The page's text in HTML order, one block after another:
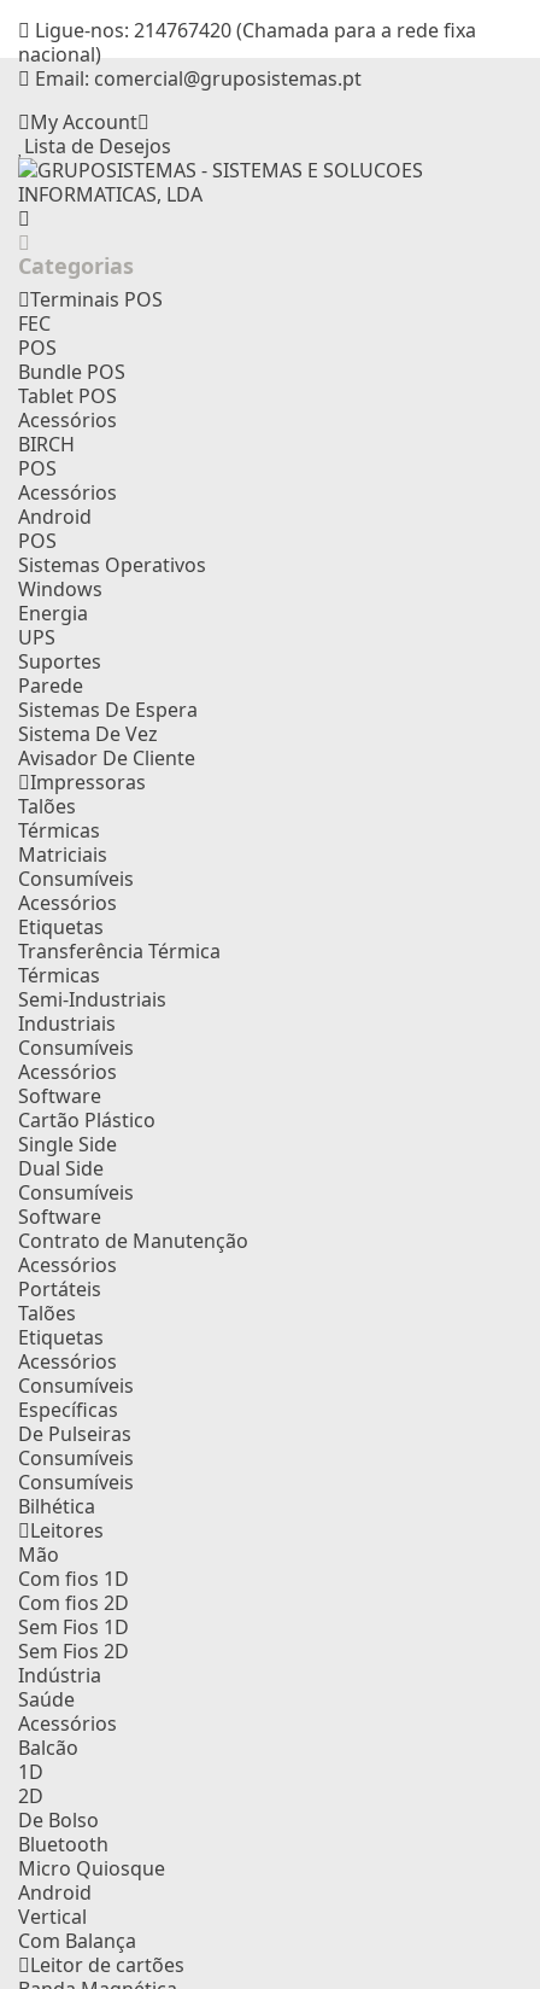
Ligue-nos: 214767420 (Chamada para a rede fixa
nacional)
Email: comercial@gruposistemas.pt
My Account
Lista de Desejos
Categorias
Terminais POS
FEC
POS
Bundle POS
Tablet POS
Acessórios
BIRCH
POS
Acessórios
Android
POS
Sistemas Operativos
Windows
Energia
UPS
Suportes
Parede
Sistemas De Espera
Sistema De Vez
Avisador De Cliente
Impressoras
Talões
Térmicas
Matriciais
Consumíveis
Acessórios
Etiquetas
Transferência Térmica
Térmicas
Semi-Industriais
Industriais
Consumíveis
Acessórios
Software
Cartão Plástico
Single Side
Dual Side
Consumíveis
Software
Contrato de Manutenção
Acessórios
Portáteis
Talões
Etiquetas
Acessórios
Consumíveis
Específicas
De Pulseiras
Consumíveis
Consumíveis
Bilhética
Leitores
Mão
Com fios 1D
Com fios 2D
Sem Fios 1D
Sem Fios 2D
Indústria
Saúde
Acessórios
Balcão
1D
2D
De Bolso
Bluetooth
Micro Quiosque
Android
Vertical
Com Balança
Leitor de cartões